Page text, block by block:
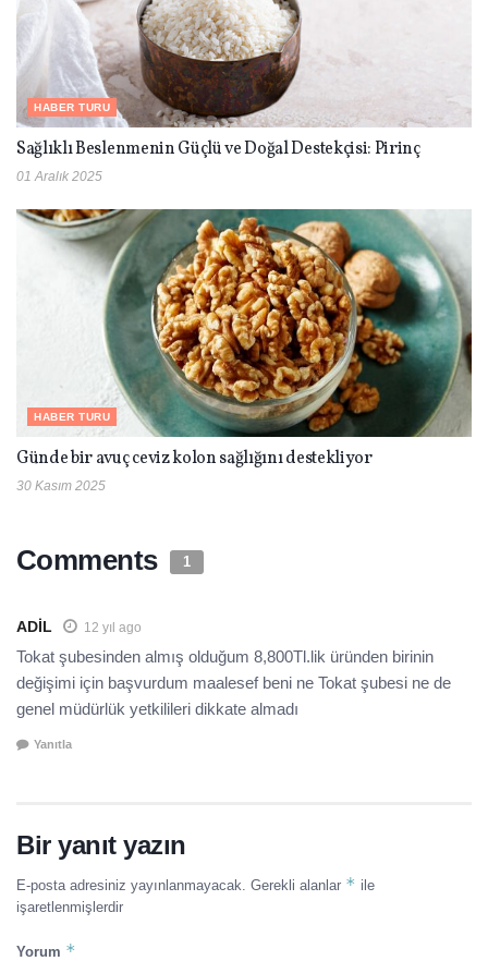
HABER TURU
Sağlıklı Beslenmenin Güçlü ve Doğal Destekçisi: Pirinç
01 Aralık 2025
HABER TURU
Günde bir avuç ceviz kolon sağlığını destekliyor
30 Kasım 2025
Comments 1
ADİL 12 yıl ago
Tokat şubesinden almış olduğum 8,800Tl.lik üründen birinin
değişimi için başvurdum maalesef beni ne Tokat şubesi ne de
genel müdürlük yetkilileri dikkate almadı
Yanıtla
Bir yanıt yazın
E-posta adresiniz yayınlanmayacak. Gerekli alanlar * ile
işaretlenmişlerdir
Yorum *